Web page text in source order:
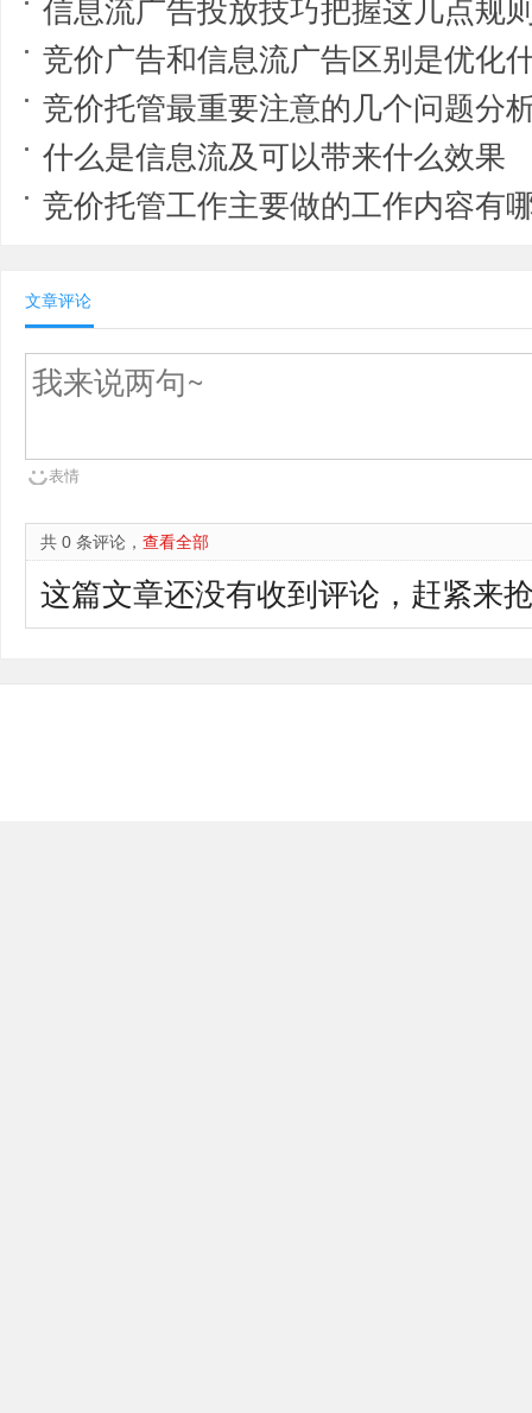
信息流广告投放技巧把握这几点规
竞价广告和信息流广告区别是优化
竞价托管最重要注意的几个问题分
什么是信息流及可以带来什么效果
竞价托管工作主要做的工作内容有
文章评论
表情
共 0 条评论， 查看全部
这篇文章还没有收到评论，赶紧来